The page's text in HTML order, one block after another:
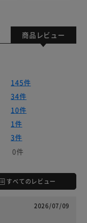
商品レビュー
145件
34件
10件
1件
3件
0件
すべてのレビュー
2026/07/09